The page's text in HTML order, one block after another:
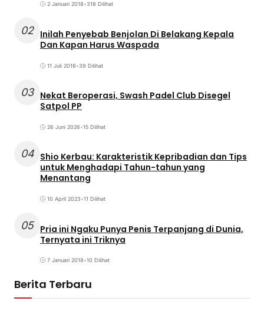
2 Januari 2018•318 Dilihat
02 Inilah Penyebab Benjolan Di Belakang Kepala
Dan Kapan Harus Waspada
11 Juli 2018•39 Dilihat
03 Nekat Beroperasi, Swash Padel Club Disegel
Satpol PP
26 Juni 2026•15 Dilihat
04 Shio Kerbau: Karakteristik Kepribadian dan Tips
untuk Menghadapi Tahun-tahun yang
Menantang
10 April 2023•11 Dilihat
05 Pria ini Ngaku Punya Penis Terpanjang di Dunia,
Ternyata ini Triknya
7 Januari 2018•10 Dilihat
Berita Terbaru